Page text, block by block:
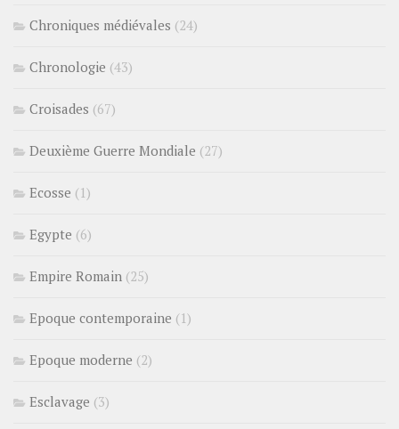
Chroniques médiévales (24)
Chronologie (43)
Croisades (67)
Deuxième Guerre Mondiale (27)
Ecosse (1)
Egypte (6)
Empire Romain (25)
Epoque contemporaine (1)
Epoque moderne (2)
Esclavage (3)